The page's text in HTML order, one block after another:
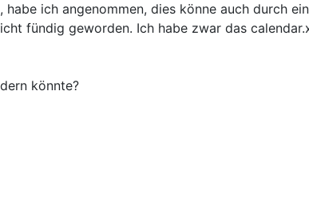
ich angenommen, dies könne auch durch
fündig geworden. Ich habe zwar das
könnte?